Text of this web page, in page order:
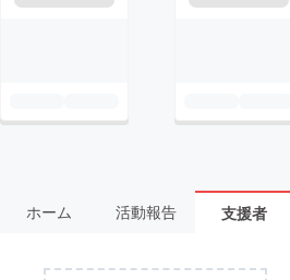
ホーム 活動報告 支援者